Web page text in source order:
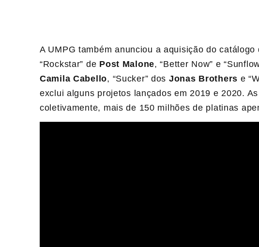
A UMPG também anunciou a aquisição do
“Rockstar” de Post Malone, “Better Now” e
Camila Cabello, “Sucker” dos Jonas Brothers e
exclui alguns projetos lançados em 2019 e 2020.
coletivamente, mais de 150 milhões de platinas